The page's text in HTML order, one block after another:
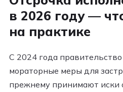
в 2026 году —
на практике
С 2024 года
мораторные меры для
прежнему принимают иски